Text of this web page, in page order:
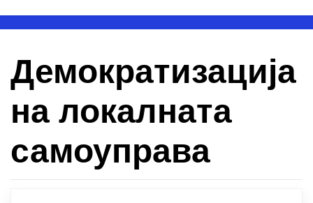
Демократизација
на локалната
самоуправа